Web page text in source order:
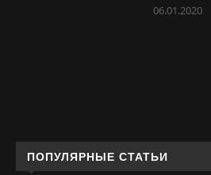
06.01.2020
ПОПУЛЯРНЫЕ СТАТЬИ